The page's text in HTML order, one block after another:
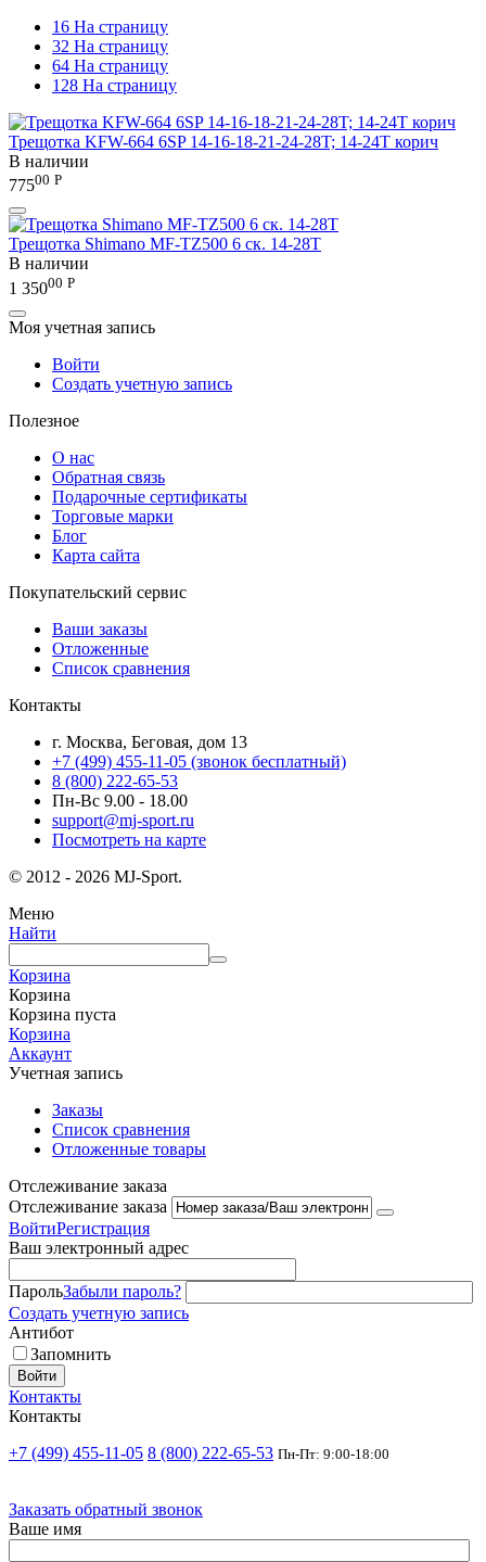
16 На страницу
32 На страницу
64 На страницу
128 На страницу
Трещотка KFW-664 6SP 14-16-18-21-24-28T; 14-24T корич
В наличии
77500 Р
Трещотка Shimano MF-TZ500 6 ск. 14-28T
В наличии
1 35000 Р
Моя учетная запись
Войти
Создать учетную запись
Полезное
О нас
Обратная связь
Подарочные сертификаты
Торговые марки
Блог
Карта сайта
Покупательский сервис
Ваши заказы
Отложенные
Список сравнения
Контакты
г. Москва, Беговая, дом 13
+7 (499) 455-11-05 (звонок бесплатный)
8 (800) 222-65-53
Пн-Вс 9.00 - 18.00
support@mj-sport.ru
Посмотреть на карте
© 2012 - 2026 MJ-Sport.
Меню
Найти
Корзина
Корзина
Корзина пуста
Корзина
Аккаунт
Учетная запись
Заказы
Список сравнения
Отложенные товары
Отслеживание заказа
Отслеживание заказа
ВойтиРегистрация
Ваш электронный адрес
ПарольЗабыли пароль?
Создать учетную запись
Антибот
Запомнить
Войти
Контакты
Контакты
+7 (499) 455-11-05 8 (800) 222-65-53 Пн-Пт: 9:00-18:00
Заказать обратный звонок
Ваше имя